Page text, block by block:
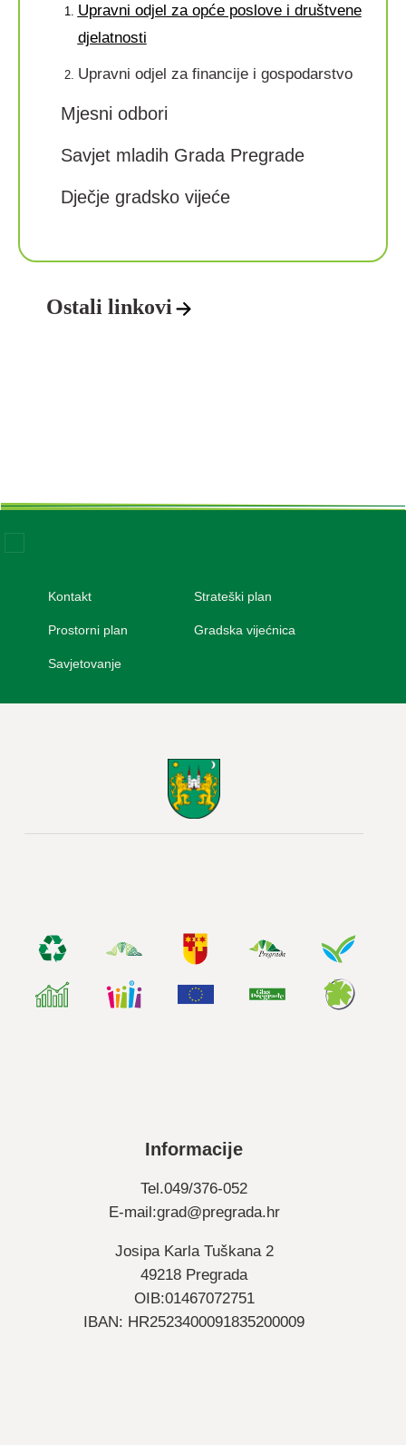
Upravni odjel za opće poslove i društvene
djelatnosti
Upravni odjel za financije i gospodarstvo
Mjesni odbori
Savjet mladih Grada Pregrade
Dječje gradsko vijeće
Ostali linkovi
VAŽNIJI LINKOVI
Kontakt Strateški plan
Prostorni plan Gradska vijećnica
Savjetovanje
Informacije
Tel.049/376-052
E-mail:grad@pregrada.hr
Josipa Karla Tuškana 2
49218 Pregrada
OIB:01467072751
IBAN: HR2523400091835200009